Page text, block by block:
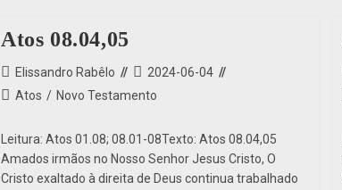
Atos 08.04,05
Elissandro Rabêlo
2024-06-04
Atos / Novo Testamento
Leitura: Atos 01.08; 08.01-08Texto: Atos 08.04,05
Amados irmãos no Nosso Senhor Jesus Cristo, O
Cristo exaltado à direita de Deus continua trabalhado